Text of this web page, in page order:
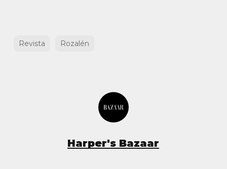
Revista Rozalén
Harper's Bazaar